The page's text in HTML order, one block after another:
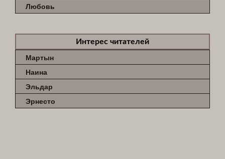
Любовь
Интерес читателей
Мартын
Наина
Эльдар
Эрнесто